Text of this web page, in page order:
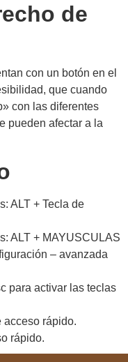
de
con un botón en el
que cuando
con las diferentes
pueden afectar a la
ALT + Tecla de
ALT + MAYUSCULAS
– avanzada
para activar las teclas
acceso rápido.
rápido.